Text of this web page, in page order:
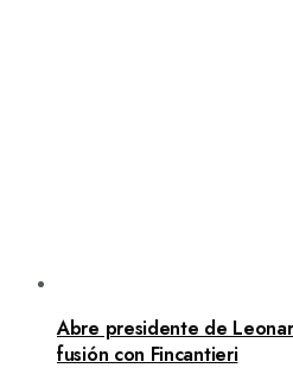
Abre presidente de
fusión con Fincantieri